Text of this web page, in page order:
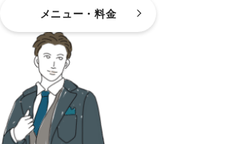
メニュー・料金